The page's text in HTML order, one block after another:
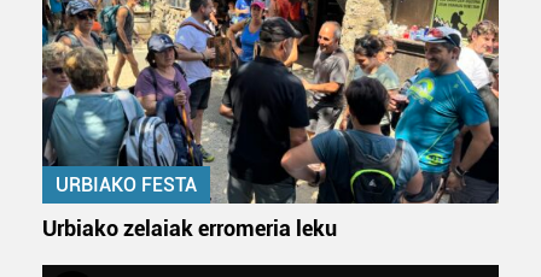
interes komertzial legitimoetan babesten dira. Ikusi gure
bazkideen zerrenda, beren ustez zein helburutarako
duten interes legitimoa eta horren aurka nola egin
dezakezun ikusteko.
Lortu zure datu pertsonalak prozesatzeko moduari
buruzko informazio gehiago eta ezarri zure lehentasunak
datuen atalean. Edozein unetan alda edo ken dezakezu
URBIAKO FESTA
Urbiako zelaiak erromeria leku